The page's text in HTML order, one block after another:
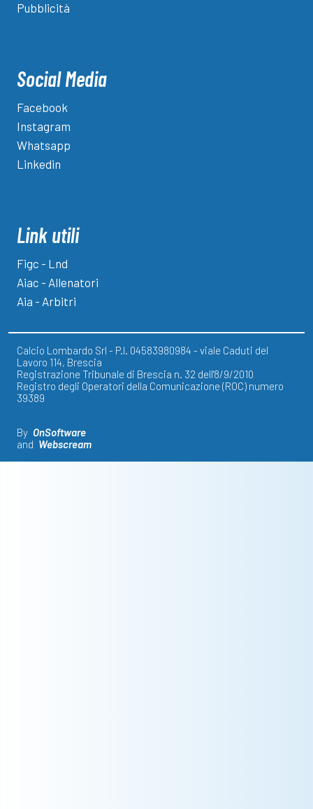
Pubblicità
Social Media
Facebook
Instagram
Whatsapp
Linkedin
Link utili
Figc - Lnd
Aiac - Allenatori
Aia - Arbitri
Calcio Lombardo Srl - P.I. 04583980984 - viale Caduti del
Lavoro 114, Brescia
Registrazione Tribunale di Brescia n. 32 dell'8/9/2010
Registro degli Operatori della Comunicazione (ROC) numero
39389
By OnSoftware
and Webscream